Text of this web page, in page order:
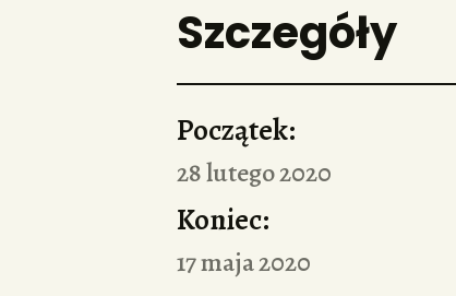
Szczegóły
Początek:
28 lutego 2020
Koniec:
17 maja 2020